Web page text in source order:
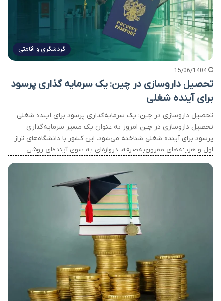
گردشگری و اقامتی
15/06/1404
تحصیل داروسازی در چین: یک سرمایه گذاری پرسود
برای آینده شغلی
تحصیل داروسازی در چین: یک سرمایه‌گذاری پرسود برای آینده شغلی
تحصیل داروسازی در چین امروز به عنوان یک مسیر سرمایه‌گذاری
پرسود برای آینده شغلی شناخته می‌شود. این کشور با دانشگاه‌های تراز
اول و هزینه‌های مقرون‌به‌صرفه، دروازه‌ای به سوی آینده‌ای روشن…